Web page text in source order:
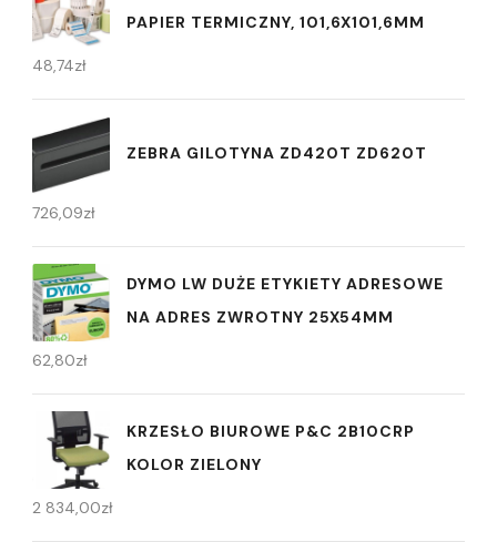
PAPIER TERMICZNY, 101,6X101,6MM
48,74zł
ZEBRA GILOTYNA ZD420T ZD620T
726,09zł
DYMO LW DUŻE ETYKIETY ADRESOWE
NA ADRES ZWROTNY 25X54MM
62,80zł
KRZESŁO BIUROWE P&C 2B10CRP
KOLOR ZIELONY
2 834,00zł